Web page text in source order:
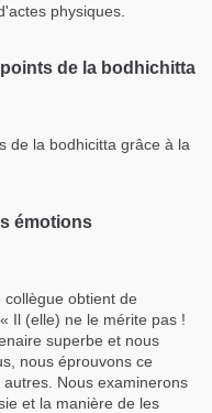
physiques.
de la bodhichitta
de la bodhicitta grâce à la
émotions
obtient de
Il (elle) ne le mérite pas !
superbe et nous
nous éprouvons ce
Nous examinerons
et la manière de les